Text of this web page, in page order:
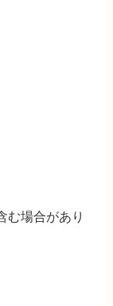
場合があり